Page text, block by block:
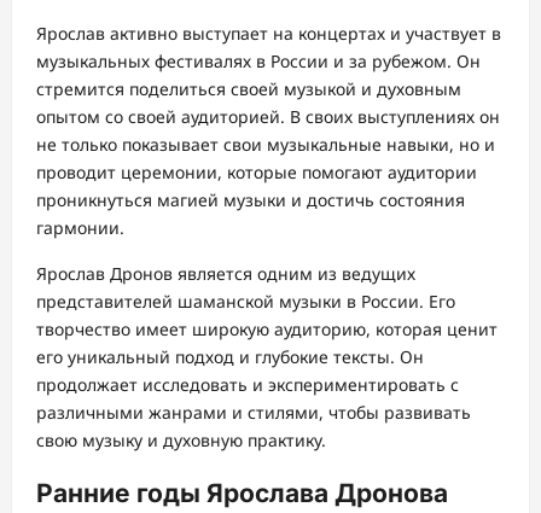
Ярослав активно выступает на концертах и участвует в
музыкальных фестивалях в России и за рубежом. Он
стремится поделиться своей музыкой и духовным
опытом со своей аудиторией. В своих выступлениях он
не только показывает свои музыкальные навыки, но и
проводит церемонии, которые помогают аудитории
проникнуться магией музыки и достичь состояния
гармонии.
Ярослав Дронов является одним из ведущих
представителей шаманской музыки в России. Его
творчество имеет широкую аудиторию, которая ценит
его уникальный подход и глубокие тексты. Он
продолжает исследовать и экспериментировать с
различными жанрами и стилями, чтобы развивать
свою музыку и духовную практику.
Ранние годы Ярослава Дронова